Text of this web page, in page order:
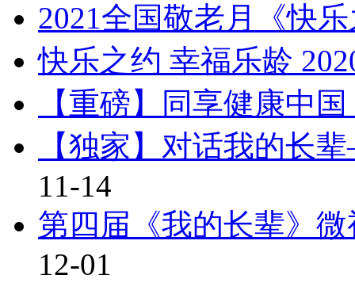
2021全国敬老月《快
快乐之约 幸福乐龄
【重磅】同享健康中
【独家】对话我的长
11-14
第四届《我的长辈》
12-01